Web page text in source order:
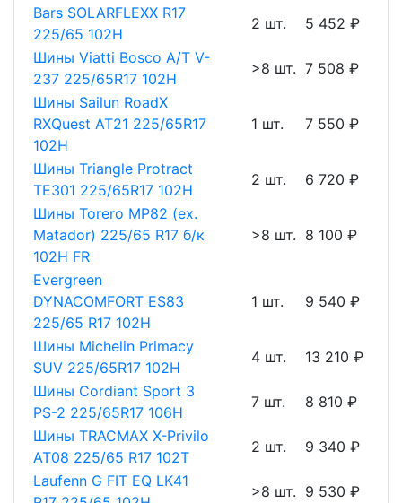
Bars SOLARFLEXX R17
225/65 102H
2 шт.
5 452 ₽
Шины Viatti Bosco A/T V-
237 225/65R17 102H
>8 шт. 7 508 ₽
Шины Sailun RoadX
RXQuest AT21 225/65R17
102H
1 шт. 7 550 ₽
Шины Triangle Protract
TE301 225/65R17 102H
2 шт.
6 720 ₽
Шины Torero MP82 (ex.
Matador) 225/65 R17 б/к
102H FR
>8 шт. 8 100 ₽
Evergreen
DYNACOMFORT ES83
225/65 R17 102H
1 шт. 9 540 ₽
Шины Michelin Primacy
SUV 225/65R17 102H
4 шт.
13 210 ₽
Шины Cordiant Sport 3
PS-2 225/65R17 106H
7 шт.
8 810 ₽
Шины TRACMAX X-Privilo
AT08 225/65 R17 102T
2 шт.
9 340 ₽
Laufenn G FIT EQ LK41
>8 шт. 9 530 ₽